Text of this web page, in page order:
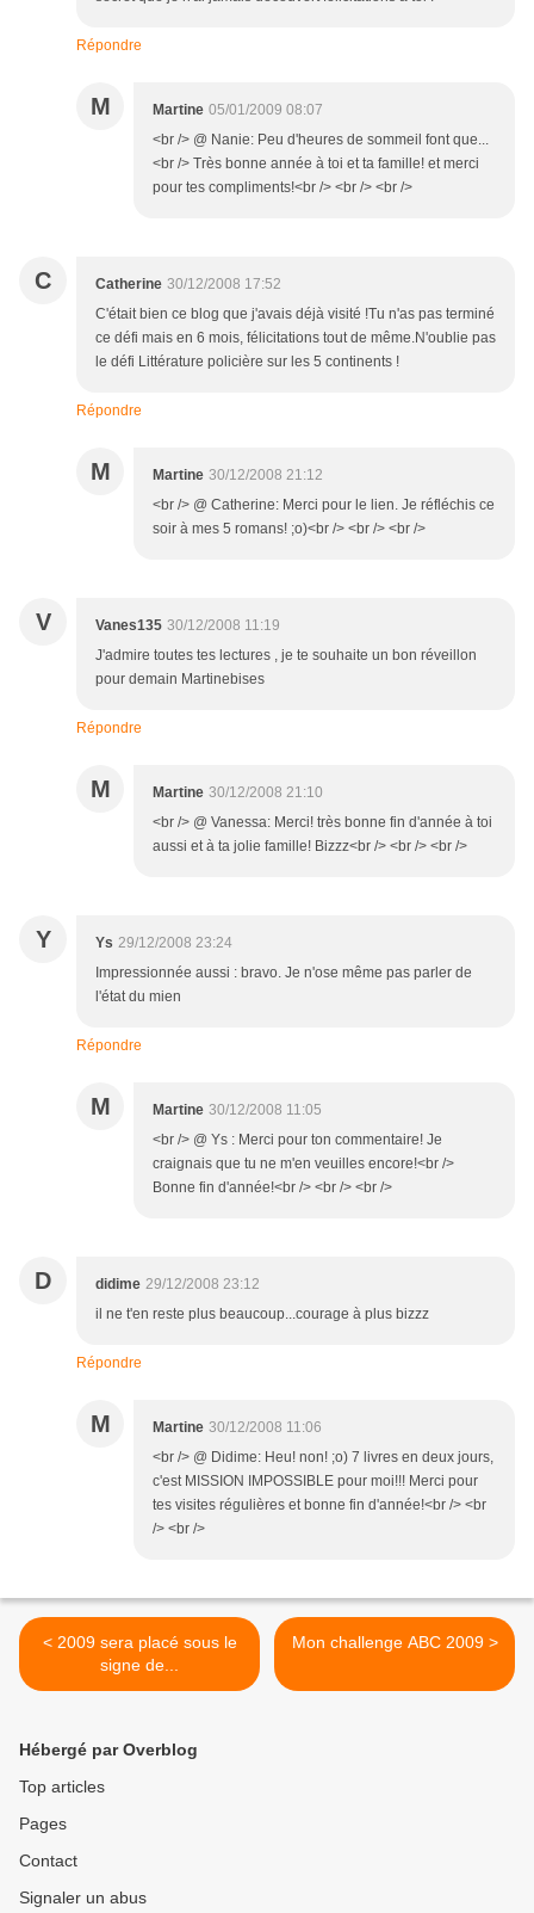
Répondre
M Martine 05/01/2009 08:07
<br /> @ Nanie: Peu d'heures de sommeil font que...
<br /> Très bonne année à toi et ta famille! et merci
pour tes compliments!<br /> <br /> <br />
C Catherine 30/12/2008 17:52
C'était bien ce blog que j'avais déjà visité !Tu n'as pas terminé
ce défi mais en 6 mois, félicitations tout de même.N'oublie pas
le défi Littérature policière sur les 5 continents !
Répondre
M Martine 30/12/2008 21:12
<br /> @ Catherine: Merci pour le lien. Je réfléchis ce
soir à mes 5 romans! ;o)<br /> <br /> <br />
V Vanes135 30/12/2008 11:19
J'admire toutes tes lectures , je te souhaite un bon réveillon
pour demain Martinebises
Répondre
M Martine 30/12/2008 21:10
<br /> @ Vanessa: Merci! très bonne fin d'année à toi
aussi et à ta jolie famille! Bizzz<br /> <br /> <br />
Y Ys 29/12/2008 23:24
Impressionnée aussi : bravo. Je n'ose même pas parler de
l'état du mien
Répondre
M Martine 30/12/2008 11:05
<br /> @ Ys : Merci pour ton commentaire! Je
craignais que tu ne m'en veuilles encore!<br />
Bonne fin d'année!<br /> <br /> <br />
D didime 29/12/2008 23:12
il ne t'en reste plus beaucoup...courage à plus bizzz
Répondre
M Martine 30/12/2008 11:06
<br /> @ Didime: Heu! non! ;o) 7 livres en deux jours,
c'est MISSION IMPOSSIBLE pour moi!!! Merci pour
tes visites régulières et bonne fin d'année!<br /> <br
/> <br />
< 2009 sera placé sous le
signe de...
Mon challenge ABC 2009 >
Hébergé par Overblog
Top articles
Pages
Contact
Signaler un abus